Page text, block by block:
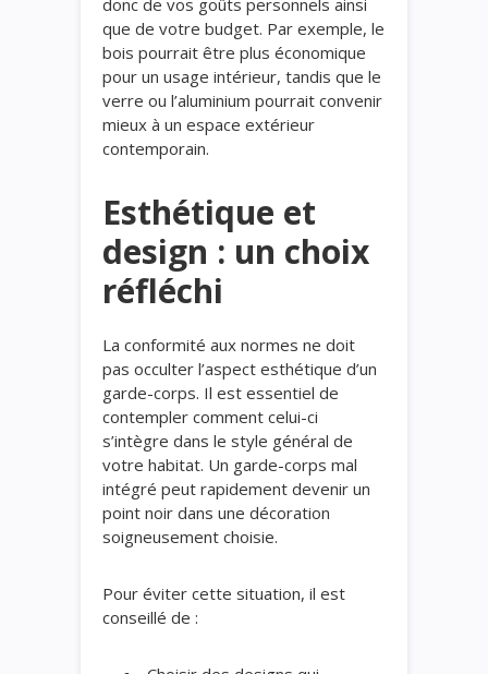
que de votre budget. Par exemple, le
bois pourrait être plus économique
pour un usage intérieur, tandis que le
verre ou l’aluminium pourrait convenir
mieux à un espace extérieur
contemporain.
Esthétique et
design : un choix
réfléchi
La conformité aux normes ne doit
pas occulter l’aspect esthétique d’un
garde-corps. Il est essentiel de
contempler comment celui-ci
s’intègre dans le style général de
votre habitat. Un garde-corps mal
intégré peut rapidement devenir un
point noir dans une décoration
soigneusement choisie.
Pour éviter cette situation, il est
conseillé de :